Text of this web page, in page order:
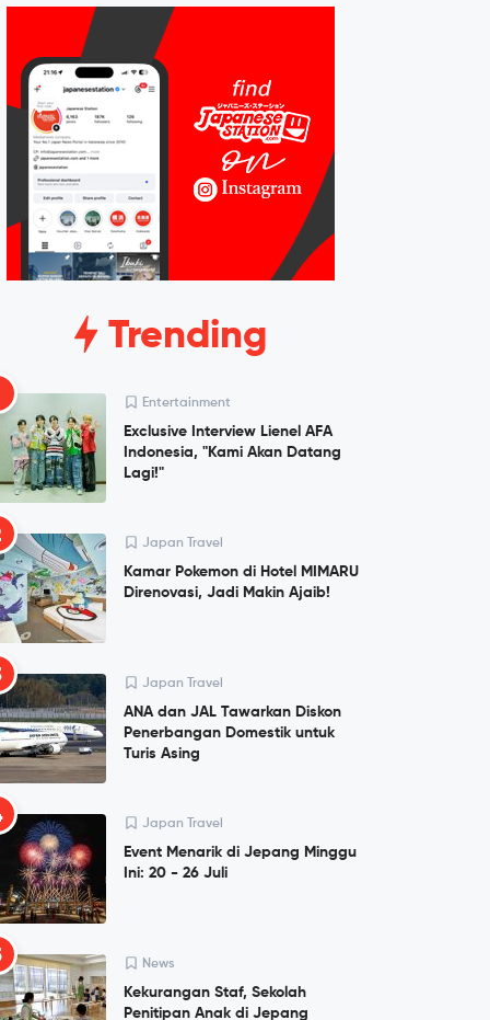
Trending
Entertainment
Exclusive Interview Lienel AFA
Indonesia, "Kami Akan Datang
Lagi!"
Japan Travel
Kamar Pokemon di Hotel MIMARU
Direnovasi, Jadi Makin Ajaib!
Japan Travel
ANA dan JAL Tawarkan Diskon
Penerbangan Domestik untuk
Turis Asing
Japan Travel
Event Menarik di Jepang Minggu
Ini: 20 - 26 Juli
News
Kekurangan Staf, Sekolah
Penitipan Anak di Jepang